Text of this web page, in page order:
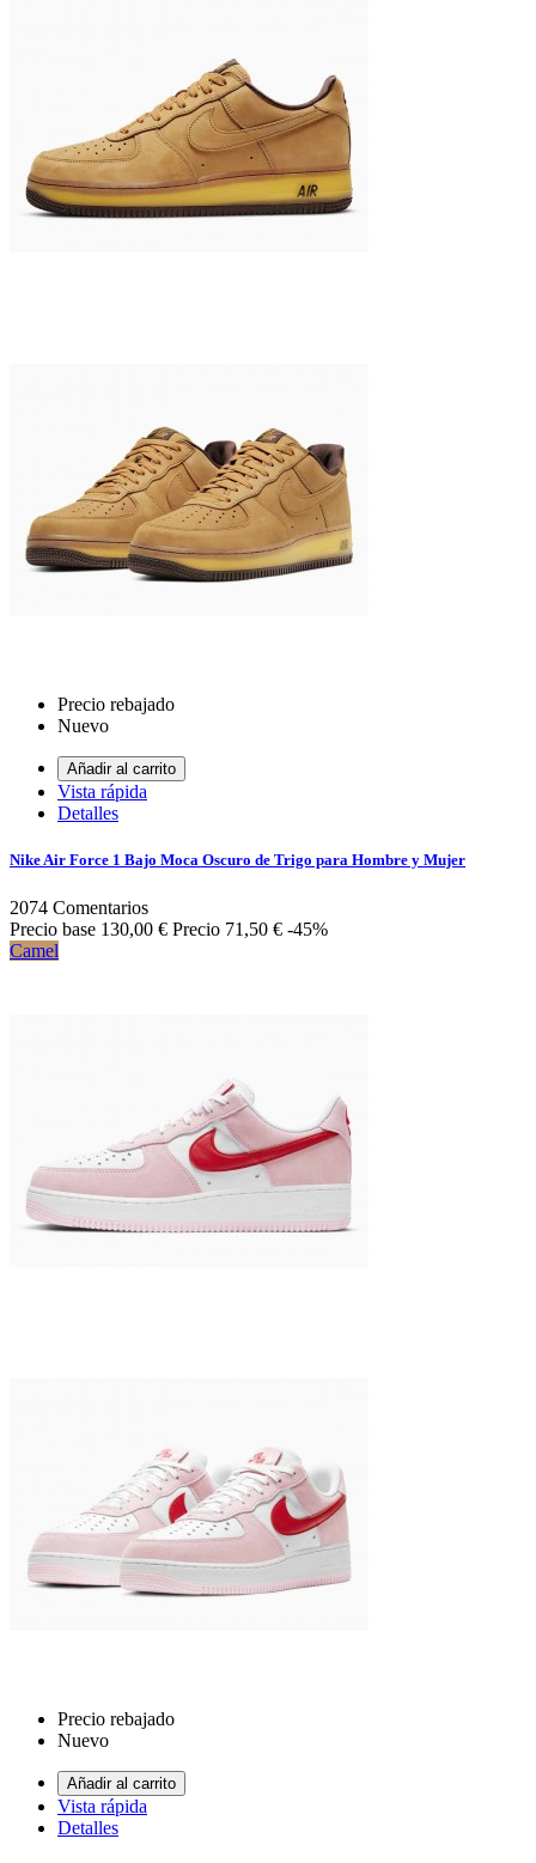
Precio rebajado
Nuevo
Añadir al carrito
Vista rápida
Detalles
Nike Air Force 1 Bajo Moca Oscuro de Trigo para Hombre y Mujer
2074 Comentarios
Precio base 130,00 € Precio 71,50 € -45%
Camel
Precio rebajado
Nuevo
Añadir al carrito
Vista rápida
Detalles